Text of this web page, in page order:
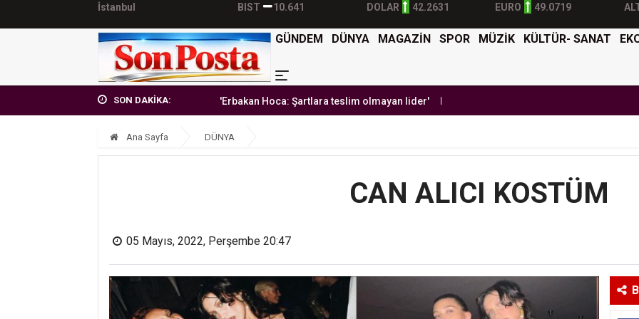
İstanbul BIST 10.641 DOLAR 42.2631 EURO 49.0719
GÜNDEM DÜNYA MAGAZİN SPOR MÜZİK KÜLTÜR- SANAT
SON DAKİKA:'Erbakan Hoca: Şartlara teslim olmayan lider' Burak Yılmaz'dan Mehmet Ekici'ye gel çağrısı BTK
Ana Sayfa DÜNYA
CAN ALICI KOSTÜM
05 Mayıs, 2022, Perşembe 20:47